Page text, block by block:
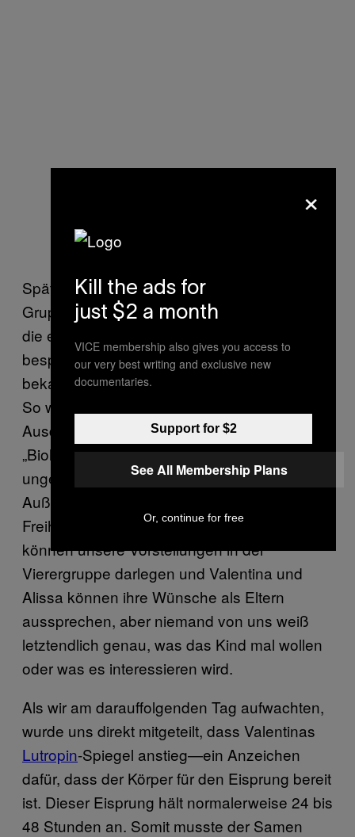
Später fanden wir uns alle bei einem
Gruppentherapiegespräch wieder, bei dem
die etwas feineren Komplikationen
besprochen wurden, die bei einem
bekannten Samenspender auftreten können.
So wurden wir auch vor gewissen
Ausdrücken gewarnt: Zum Beispiel könnte
„Biologischer Vater” im Unterbewusstsein
ungewollte elterliche Assoziation hervorrufen.
Außerdem lernten wir, dass auch dem Kind
Freiheiten eingeräumt werden müssen. Wir
können unsere Vorstellungen in der
Vierergruppe darlegen und Valentina und
Alissa können ihre Wünsche als Eltern
aussprechen, aber niemand von uns weiß
letztendlich genau, was das Kind mal wollen
oder was es interessieren wird.
Als wir am darauffolgenden Tag aufwachten,
wurde uns direkt mitgeteilt, dass Valentinas
Lutropin-Spiegel anstieg—ein Anzeichen
dafür, dass der Körper für den Eisprung bereit
ist. Dieser Eisprung hält normalerweise 24 bis
48 Stunden an. Somit musste der Samen
×
Kill the ads for
just $2 a month
VICE membership also gives you access to
our very best writing and exclusive new
documentaries.
Support for $2
See All Membership Plans
Or, continue for free